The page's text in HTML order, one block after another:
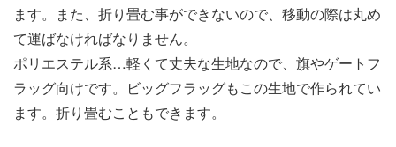
ます。また、折り畳む事ができないので、移動の際は丸め
て運ばなければなりません。
ポリエステル系…軽くて丈夫な生地なので、旗やゲートフ
ラッグ向けです。ビッグフラッグもこの生地で作られてい
ます。折り畳むこともできます。